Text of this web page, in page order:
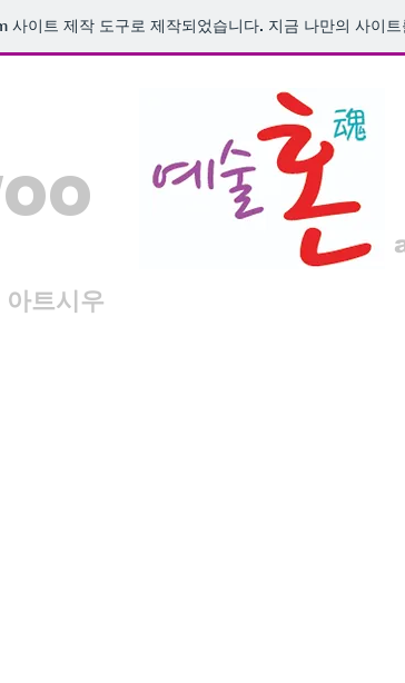
사이트 제작 도구로 제작되었습니다. 지금 나만의 사이
아트시우